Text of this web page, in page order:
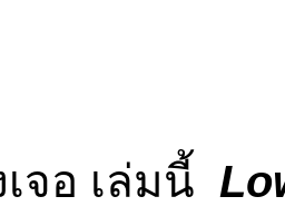
จอ เล่มนี้